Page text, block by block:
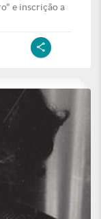
e inscrição a